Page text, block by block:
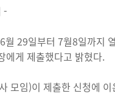
-
29일부터 7월8일까지
게 제출했다고 밝혔다.
모임)이 제출한 신청에